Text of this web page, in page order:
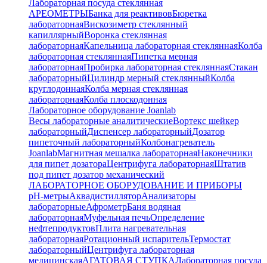
Лабораторная посуда стеклянная
АРЕОМЕТРЫБанка для реактивовБюретка
лабораторнаяВискозиметр стеклянный
капиллярныйВоронка стеклянная
лабораторнаяКапельница лабораторная стекляннаяКолба
лабораторная стекляннаяПипетка мерная
лабораторнаяПробирка лабораторная стекляннаяСтакан
лабораторныйЦилиндр мерный стеклянныйКолба
круглодоннаяКолба мерная стеклянная
лабораторнаяКолба плоскодонная
Лабораторное оборудование Joanlab
Весы лабораторные аналитическиеВортекс шейкер
лабораторныйДиспенсер лабораторныйДозатор
пипеточный лабораторныйКолбонагреватель
JoanlabМагнитная мешалка лабораторнаяНаконечники
для пипет дозатораЦентрифуга лабораторнаяШтатив
под пипет дозатор механический
ЛАБОРАТОРНОЕ ОБОРУДОВАНИЕ И ПРИБОРЫ
pH-метрыАквадистилляторАнализаторы
лабораторныеАфрометрБаня водяная
лабораторнаяМуфельная печьОпределение
нефтепродуктовПлита нагревательная
лабораторнаяРотационный испарительТермостат
лабораторныйЦентрифуга лабораторная
медицинскаяАГАТОВАЯ СТУПКАЛабораторная посуда